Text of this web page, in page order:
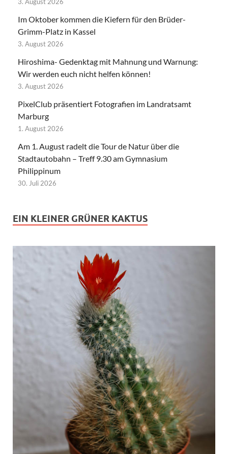
Im Oktober kommen die Kiefern für den Brüder-
Grimm-Platz in Kassel
3. August 2026
Hiroshima- Gedenktag mit Mahnung und Warnung:
Wir werden euch nicht helfen können!
3. August 2026
PixelClub präsentiert Fotografien im Landratsamt
Marburg
1. August 2026
Am 1. August radelt die Tour de Natur über die
Stadtautobahn – Treff 9.30 am Gymnasium
Philippinum
30. Juli 2026
EIN KLEINER GRÜNER KAKTUS